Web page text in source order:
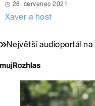
28. červenec 2021
Xaver a host
Největší audioportál